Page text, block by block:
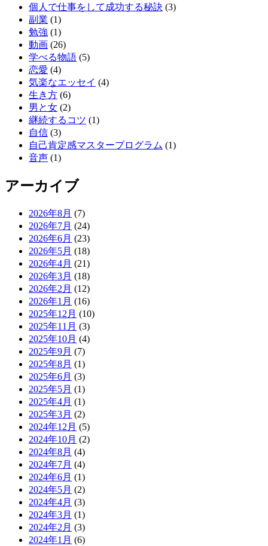
個人で仕事をして成功する秘訣 (3)
副業 (1)
勉強 (1)
動画 (26)
学べる物語 (5)
恋愛 (4)
気楽なエッセイ (4)
生き方 (6)
男と女 (2)
継続するコツ (1)
自信 (3)
自己肯定感マスタープログラム (1)
音声 (1)
アーカイブ
2026年8月 (7)
2026年7月 (24)
2026年6月 (23)
2026年5月 (18)
2026年4月 (21)
2026年3月 (18)
2026年2月 (12)
2026年1月 (16)
2025年12月 (10)
2025年11月 (3)
2025年10月 (4)
2025年9月 (7)
2025年8月 (1)
2025年6月 (3)
2025年5月 (1)
2025年4月 (1)
2025年3月 (2)
2024年12月 (5)
2024年10月 (2)
2024年8月 (4)
2024年7月 (4)
2024年6月 (1)
2024年5月 (2)
2024年4月 (3)
2024年3月 (1)
2024年2月 (3)
2024年1月 (6)